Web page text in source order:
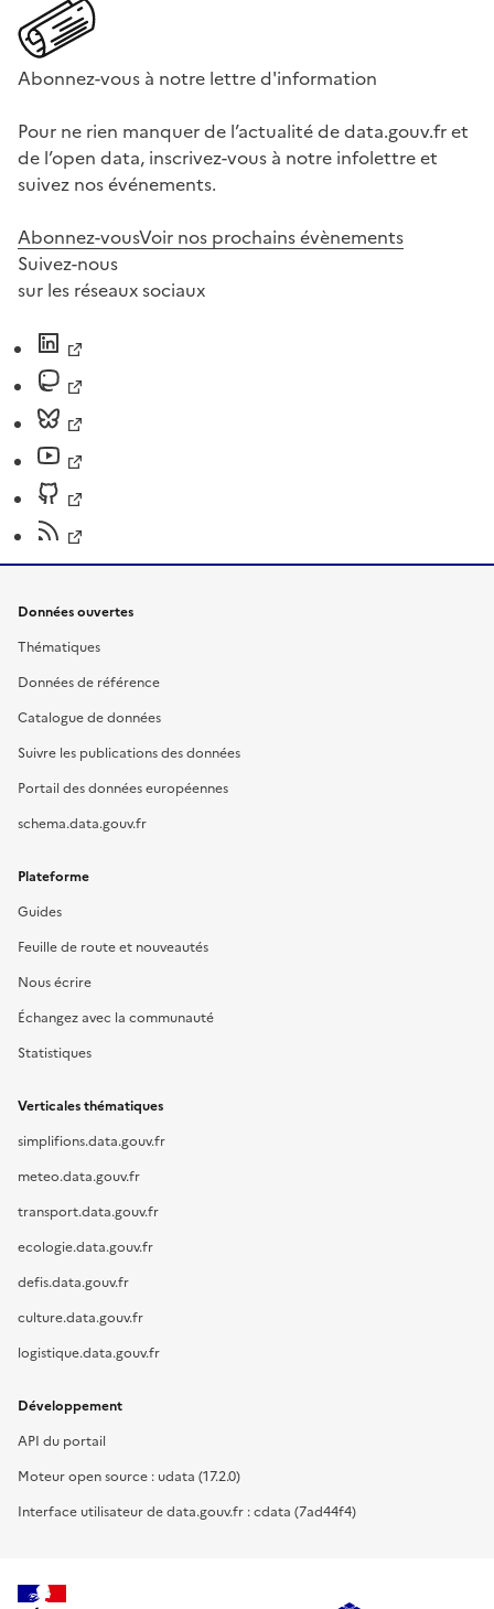
Abonnez-vous à notre lettre d'information
Pour ne rien manquer de l’actualité de data.gouv.fr et
de l’open data, inscrivez-vous à notre infolettre et
suivez nos événements.
Abonnez-vousVoir nos prochains évènements
Suivez-nous
sur les réseaux sociaux
Données ouvertes
Thématiques
Données de référence
Catalogue de données
Suivre les publications des données
Portail des données européennes
schema.data.gouv.fr
Plateforme
Guides
Feuille de route et nouveautés
Nous écrire
Échangez avec la communauté
Statistiques
Verticales thématiques
simplifions.data.gouv.fr
meteo.data.gouv.fr
transport.data.gouv.fr
ecologie.data.gouv.fr
defis.data.gouv.fr
culture.data.gouv.fr
logistique.data.gouv.fr
Développement
API du portail
Moteur open source : udata (17.2.0)
Interface utilisateur de data.gouv.fr : cdata (7ad44f4)